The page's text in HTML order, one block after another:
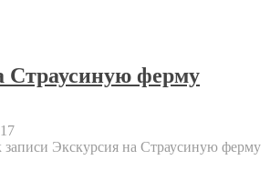
Страусиную ферму
записи Экскурсия на Страусиную ферму